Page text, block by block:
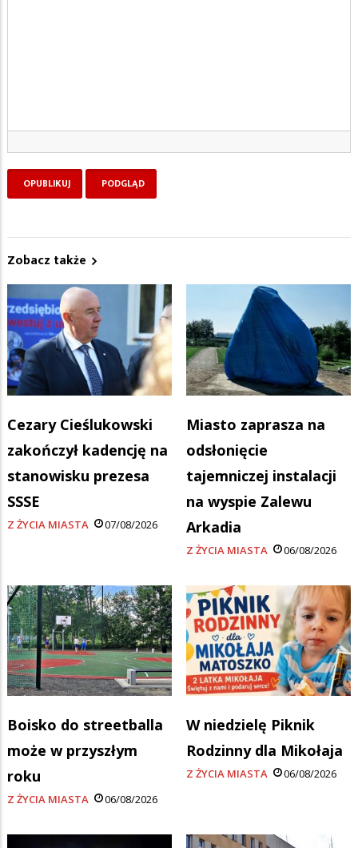
Zobacz także
Cezary Cieślukowski
zakończył kadencję na
stanowisku prezesa
SSSE
Z ŻYCIA MIASTA 07/08/2026
Miasto zaprasza na
odsłonięcie
tajemniczej instalacji
na wyspie Zalewu
Arkadia
Z ŻYCIA MIASTA 06/08/2026
Boisko do streetballa
może w przyszłym
roku
Z ŻYCIA MIASTA 06/08/2026
W niedzielę Piknik
Rodzinny dla Mikołaja
Z ŻYCIA MIASTA 06/08/2026